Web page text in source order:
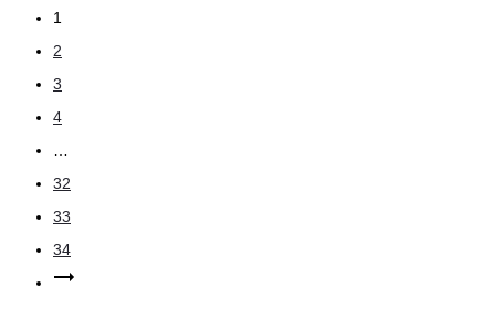
1
2
3
4
32
33
34